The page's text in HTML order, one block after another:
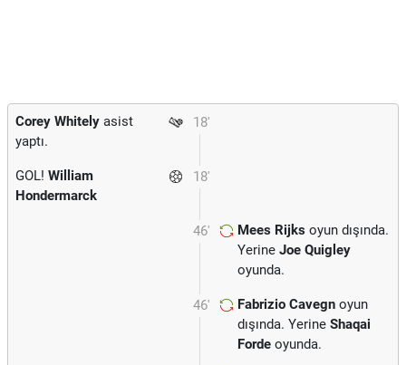
18'
Corey Whitely asist
yaptı.
18'
GOL! William
Hondermarck
46' Mees Rijks oyun dışında.
Yerine Joe Quigley
oyunda.
46' Fabrizio Cavegn oyun
dışında. Yerine Shaqai
Forde oyunda.